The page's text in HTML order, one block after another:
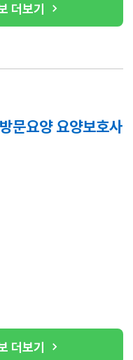
더보기
문요양 요양보호사
더보기